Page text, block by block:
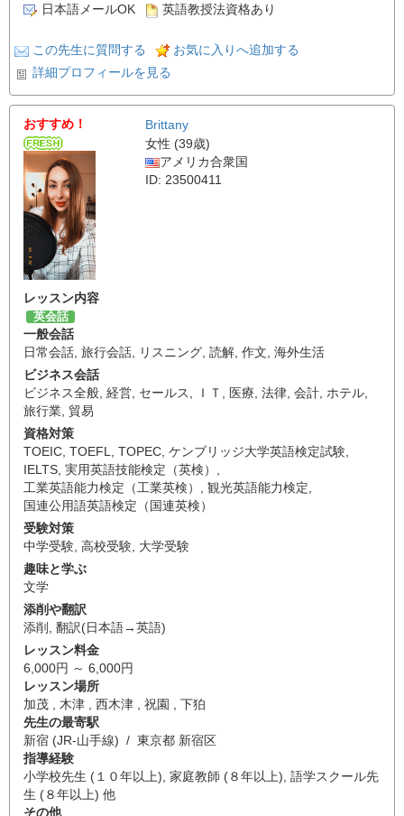
日本語メールOK
英語教授法資格あり
この先生に質問する
お気に入りへ追加する
詳細プロフィールを見る
おすすめ！
Brittany
女性 (39歳)
アメリカ合衆国
ID: 23500411
レッスン内容
英会話
一般会話
日常会話 旅行会話 リスニング 読解 作文 海外生活
ビジネス会話
ビジネス全般 経営 セールス ＩＴ 医療 法律 会計 ホテル
旅行業 貿易
資格対策
TOEIC TOEFL TOPEC ケンブリッジ大学英語検定試験
IELTS 実用英語技能検定（英検）
工業英語能力検定（工業英検）
観光英語能力検定
国連公用語英語検定（国連英検）
受験対策
中学受験 高校受験 大学受験
趣味と学ぶ
文学
添削や翻訳
添削
翻訳(日本語→英語)
レッスン料金
6,000円 ～ 6,000円
レッスン場所
加茂 , 木津 , 西木津 , 祝園 , 下狛
先生の最寄駅
新宿 (JR-山手線) / 東京都 新宿区
指導経験
小学校先生 (１０年以上), 家庭教師 (８年以上), 語学スクール先
生 (８年以上) 他
その他